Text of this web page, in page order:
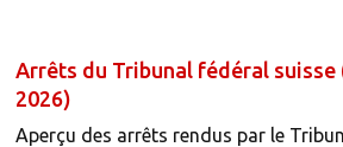
Arrêts du Tribunal fédéral suisse
2026)
Aperçu des arrêts rendus par le